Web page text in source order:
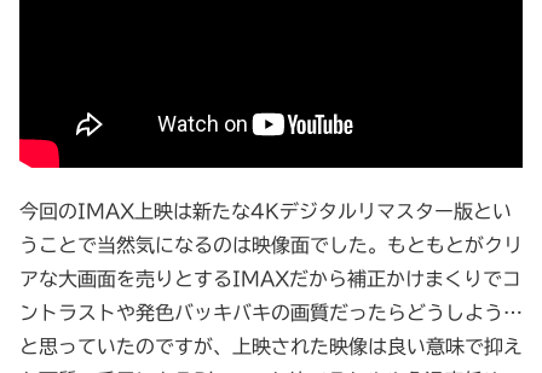
今回のIMAX上映は新たな4Kデジタルリマスター版とい
うことで当然気になるのは映像面でした。もともとがクリ
アな大画面を売りとするIMAXだから補正かけまくりでコ
ントラストや発色バッキバキの画質だったらどうしよう…
と思っていたのですが、上映された映像は良い意味で抑え